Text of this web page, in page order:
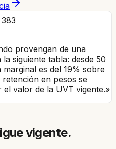
provengan de una
siguiente tabla: desde 50
es del 19% sobre
en pesos se
valor de la UVT vigente.»
vigente.